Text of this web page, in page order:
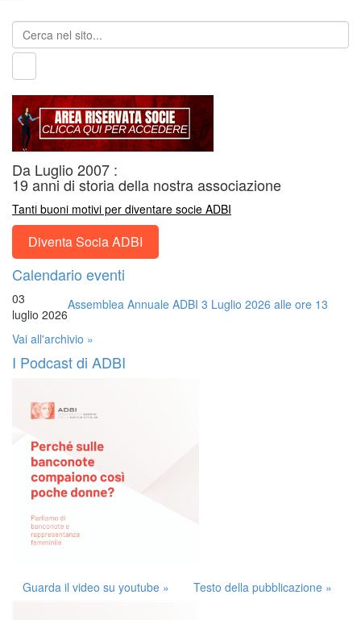
Da Luglio 2007 :
19 anni di storia della nostra associazione
Tanti buoni motivi per diventare socie ADBI
Diventa Socia ADBI
Calendario eventi
03
luglio 2026
Assemblea Annuale ADBI 3 Luglio 2026 alle ore 13
Vai all'archivio »
I Podcast di ADBI
Guarda il video su youtube » Testo della pubblicazione »